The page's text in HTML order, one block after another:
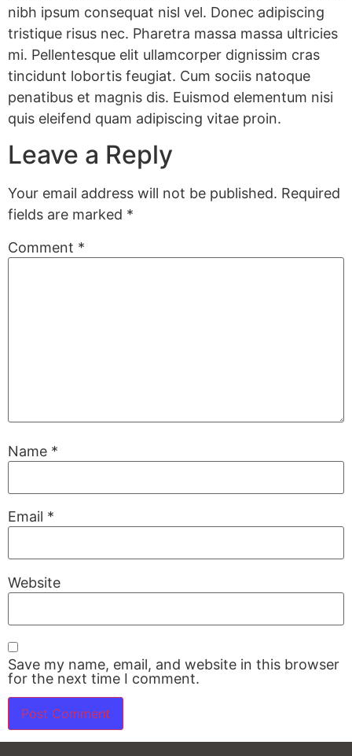
nibh ipsum consequat nisl vel. Donec adipiscing
tristique risus nec. Pharetra massa massa ultricies
mi. Pellentesque elit ullamcorper dignissim cras
tincidunt lobortis feugiat. Cum sociis natoque
penatibus et magnis dis. Euismod elementum nisi
quis eleifend quam adipiscing vitae proin.
Leave a Reply
Your email address will not be published. Required
fields are marked *
Comment *
Name *
Email *
Website
Save my name, email, and website in this browser
for the next time I comment.